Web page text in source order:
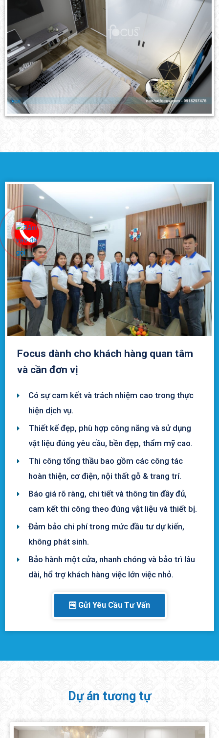
Focus dành cho khách hàng quan tâm
và cần đơn vị
Có sự cam kết và trách nhiệm cao trong thực
hiện dịch vụ.
Thiết kế đẹp, phù hợp công năng và sử dụng
vật liệu đúng yêu cầu, bền đẹp, thẩm mỹ cao.
Thi công tổng thầu bao gồm các công tác
hoàn thiện, cơ điện, nội thất gỗ & trang trí.
Báo giá rõ ràng, chi tiết và thông tin đầy đủ,
cam kết thi công theo đúng vật liệu và thiết bị.
Đảm bảo chi phí trong mức đầu tư dự kiến,
không phát sinh.
Bảo hành một cửa, nhanh chóng và bảo trì lâu
dài, hổ trợ khách hàng việc lớn việc nhỏ.
Gửi Yêu Cầu Tư Vấn
Dự án tương tự